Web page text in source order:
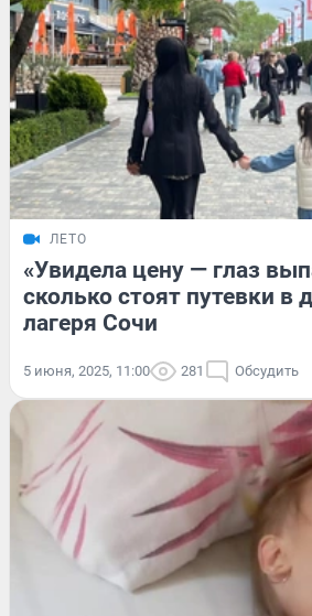
ЛЕТО
«Увидела цену — глаз
сколько стоят путевки в
лагеря Сочи
5 июня, 2025, 11:00 281 Обсудить